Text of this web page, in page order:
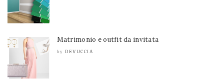
Matrimonio e outfit da invitata
by DEVUCCIA